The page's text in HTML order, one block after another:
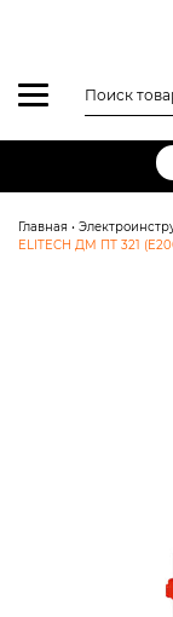
товаров
Главная •
ELITECH ДМ ПТ 321